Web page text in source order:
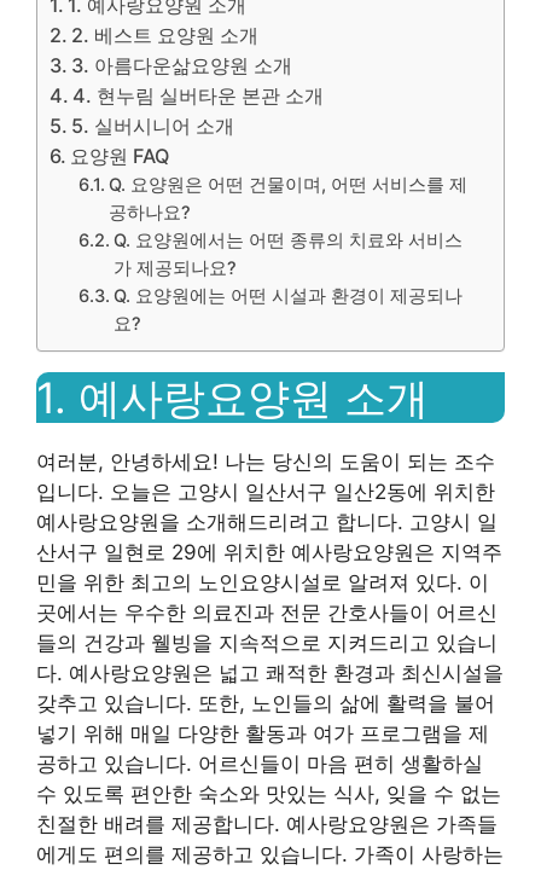
2. 베스트 요양원 소개
3. 아름다운삶요양원 소개
4. 현누림 실버타운 본관 소개
5. 실버시니어 소개
요양원 FAQ
Q. 요양원은 어떤 건물이며, 어떤 서비스를 제
공하나요?
Q. 요양원에서는 어떤 종류의 치료와 서비스
가 제공되나요?
Q. 요양원에는 어떤 시설과 환경이 제공되나
요?
1. 예사랑요양원 소개
여러분, 안녕하세요! 나는 당신의 도움이 되는 조수
입니다. 오늘은 고양시 일산서구 일산2동에 위치한
예사랑요양원을 소개해드리려고 합니다. 고양시 일
산서구 일현로 29에 위치한 예사랑요양원은 지역주
민을 위한 최고의 노인요양시설로 알려져 있다. 이
곳에서는 우수한 의료진과 전문 간호사들이 어르신
들의 건강과 웰빙을 지속적으로 지켜드리고 있습니
다. 예사랑요양원은 넓고 쾌적한 환경과 최신시설을
갖추고 있습니다. 또한, 노인들의 삶에 활력을 불어
넣기 위해 매일 다양한 활동과 여가 프로그램을 제
공하고 있습니다. 어르신들이 마음 편히 생활하실
수 있도록 편안한 숙소와 맛있는 식사, 잊을 수 없는
친절한 배려를 제공합니다. 예사랑요양원은 가족들
에게도 편의를 제공하고 있습니다. 가족이 사랑하는